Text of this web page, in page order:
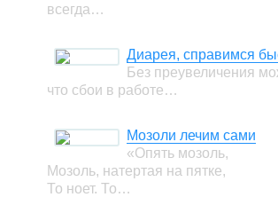
всегда…
Диарея, справимся
Без преувеличения
что сбои в работе…
Мозоли лечим сами
«Опять мозоль,
Мозоль, натертая на пятке,
То ноет. То…